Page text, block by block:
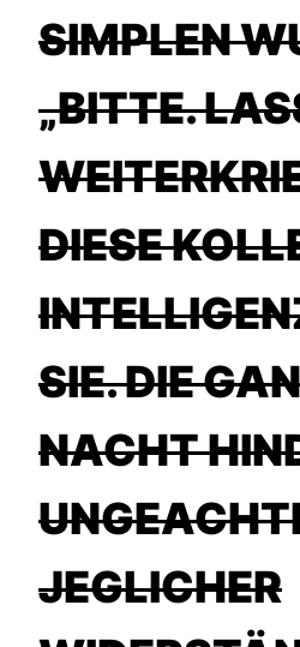
SIMPLEN
„BITTE.
DIESE
SIE. DIE
NACHT
JEGLICHER